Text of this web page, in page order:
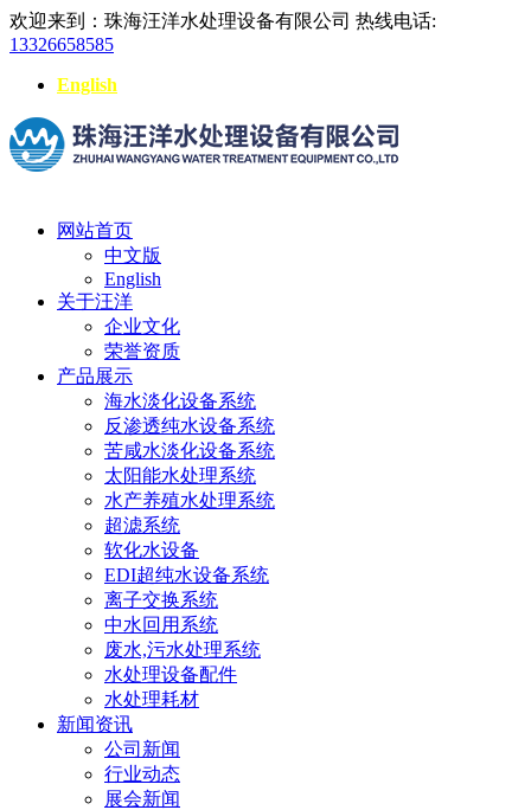
欢迎来到：珠海汪洋水处理设备有限公司 热线电话:
13326658585
English
网站首页
中文版
English
关于汪洋
企业文化
荣誉资质
产品展示
海水淡化设备系统
反渗透纯水设备系统
苦咸水淡化设备系统
太阳能水处理系统
水产养殖水处理系统
超滤系统
软化水设备
EDI超纯水设备系统
离子交换系统
中水回用系统
废水,污水处理系统
水处理设备配件
水处理耗材
新闻资讯
公司新闻
行业动态
展会新闻